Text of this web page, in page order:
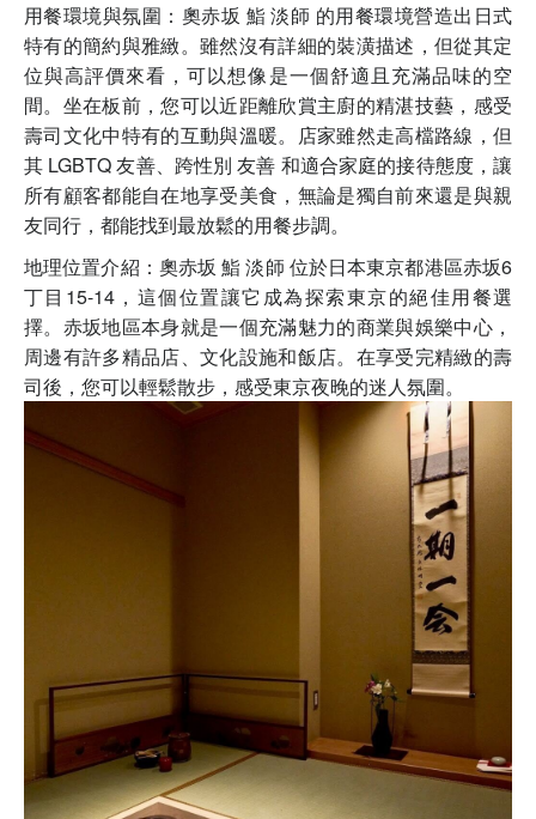
用餐環境與氛圍：奧赤坂 鮨 淡師 的用餐環境營造出日式
特有的簡約與雅緻。雖然沒有詳細的裝潢描述，但從其定
位與高評價來看，可以想像是一個舒適且充滿品味的空
間。坐在板前，您可以近距離欣賞主廚的精湛技藝，感受
壽司文化中特有的互動與溫暖。店家雖然走高檔路線，但
其 LGBTQ 友善、跨性別 友善 和適合家庭的接待態度，讓
所有顧客都能自在地享受美食，無論是獨自前來還是與親
友同行，都能找到最放鬆的用餐步調。
地理位置介紹：奧赤坂 鮨 淡師 位於日本東京都港區赤坂6
丁目15-14，這個位置讓它成為探索東京的絕佳用餐選
擇。赤坂地區本身就是一個充滿魅力的商業與娛樂中心，
周邊有許多精品店、文化設施和飯店。在享受完精緻的壽
司後，您可以輕鬆散步，感受東京夜晚的迷人氛圍。